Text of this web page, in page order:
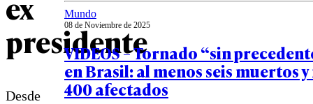
presidente
Desde
Mundo
08 de Noviembre de 2025
VIDEOS – Tornado “sin
en Brasil: al menos seis muertos y
400 afectados